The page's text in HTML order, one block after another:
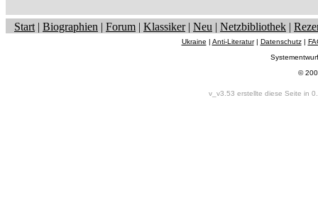
Start | Biographien | Forum | Klassiker| Neu | Netzbibliothek |
Ukraine | Anti-Literatur| Datenschutz|
©
v_v3.53 erstellte diese Seite in